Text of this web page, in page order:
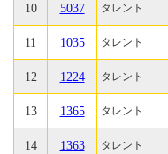
10 5037 タレント
11 1035 タレント
12 1224 タレント
13 1365 タレント
14 1363 タレント